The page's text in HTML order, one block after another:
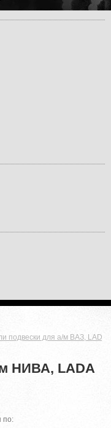
подвески для а/м ВАЗ, LADA
НИВА, LADA
по: